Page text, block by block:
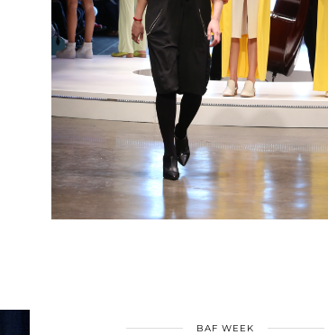
BAF WEEK